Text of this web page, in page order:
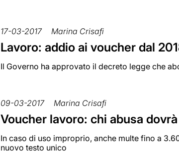
17-03-2017 Marina Crisafi
Lavoro: addio ai voucher dal
Il Governo ha approvato il decreto legge che
09-03-2017 Marina Crisafi
Voucher lavoro: chi abusa
In caso di uso improprio, anche multe fino a
nuovo testo unico